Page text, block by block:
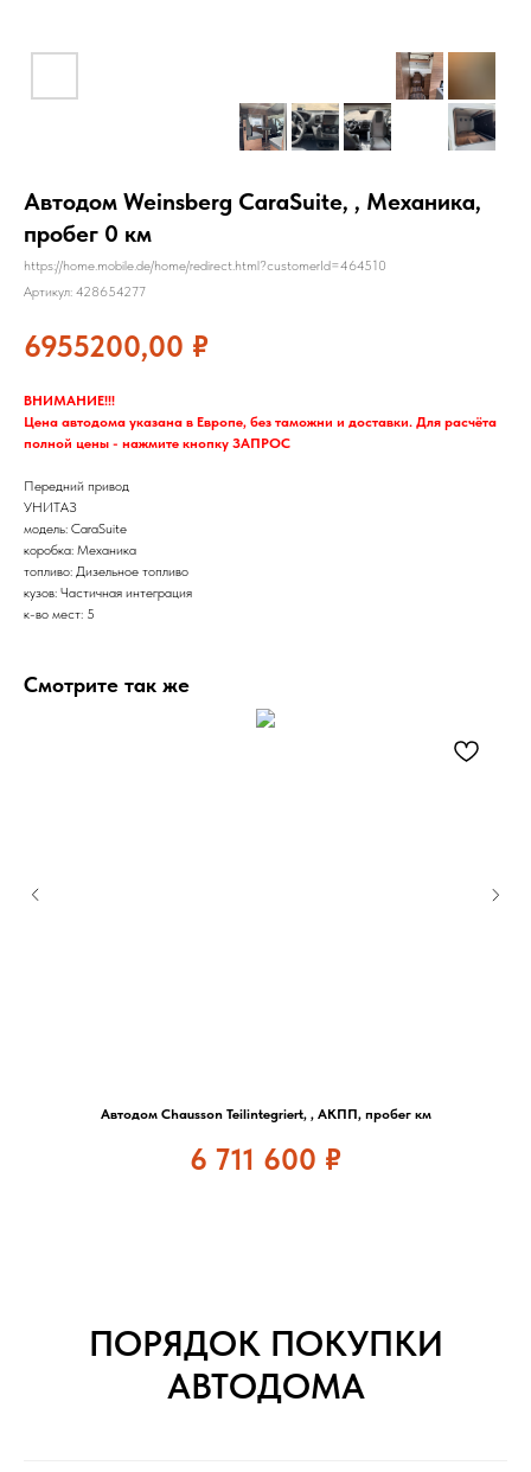
Автодом Weinsberg CaraSuite, , Механика,
пробег 0 км
https://home.mobile.de/home/redirect.html?customerId=464510
Артикул: 428654277
6955200,00 ₽
ВНИМАНИЕ!!!
Цена автодома указана в Европе, без таможни и доставки. Для расчёта
полной цены - нажмите кнопку ЗАПРОС
Передний привод
УНИТАЗ
модель: CaraSuite
коробка: Механика
топливо: Дизельное топливо
кузов: Частичная интеграция
к-во мест: 5
Смотрите так же
Автодом Chausson Teilintegriert, , АКПП, пробег км
6 711 600 ₽
ПОРЯДОК ПОКУПКИ
АВТОДОМА